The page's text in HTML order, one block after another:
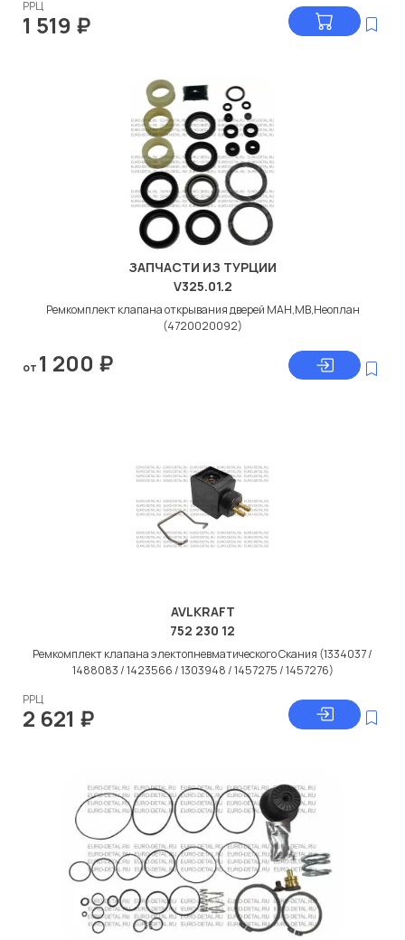
РРЦ
1 519 ₽
ЗАПЧАСТИ ИЗ ТУРЦИИ
V325.01.2
Ремкомплект клапана открывания дверей МАН,МВ,Неоплан
(4720020092)
от 1 200 ₽
AVLKRAFT
752 230 12
Ремкомплект клапана электопневматического Скания (1334037 /
1488083 / 1423566 / 1303948 / 1457275 / 1457276)
РРЦ
2 621 ₽